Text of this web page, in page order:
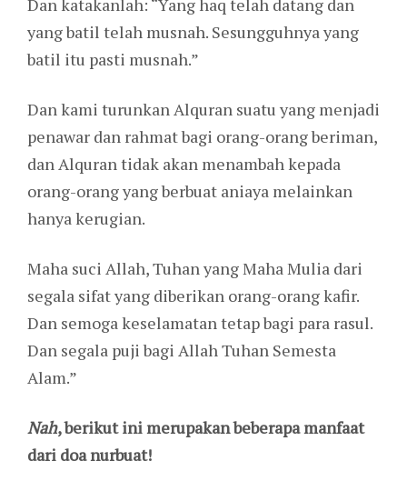
Dan katakanlah: “Yang haq telah datang dan
yang batil telah musnah. Sesungguhnya yang
batil itu pasti musnah.”
Dan kami turunkan Alquran suatu yang menjadi
penawar dan rahmat bagi orang-orang beriman,
dan Alquran tidak akan menambah kepada
orang-orang yang berbuat aniaya melainkan
hanya kerugian.
Maha suci Allah, Tuhan yang Maha Mulia dari
segala sifat yang diberikan orang-orang kafir.
Dan semoga keselamatan tetap bagi para rasul.
Dan segala puji bagi Allah Tuhan Semesta
Alam.”
Nah, berikut ini merupakan beberapa manfaat
dari doa nurbuat!